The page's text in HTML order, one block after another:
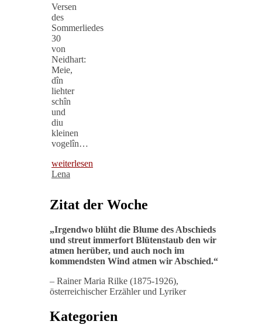
Versen
des
Sommerliedes
30
von
Neidhart:
Meie,
dîn
liehter
schîn
und
diu
kleinen
vogelîn…
weiterlesen
Lena
Zitat der Woche
„Irgendwo blüht die Blume des Abschieds
und streut immerfort Blütenstaub den wir
atmen herüber, und auch noch im
kommendsten Wind atmen wir Abschied.“
– Rainer Maria Rilke (1875-1926),
österreichischer Erzähler und Lyriker
Kategorien